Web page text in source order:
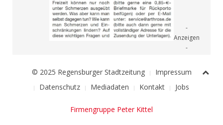
© 2025 Regensburger Stadtzeitung
Impressum
Datenschutz
Mediadaten Kontakt Jobs
Firmengruppe Peter Kittel